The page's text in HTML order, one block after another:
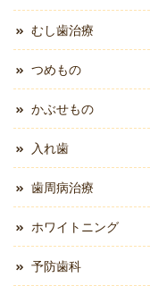
むし歯治療
つめもの
かぶせもの
入れ歯
歯周病治療
ホワイトニング
予防歯科